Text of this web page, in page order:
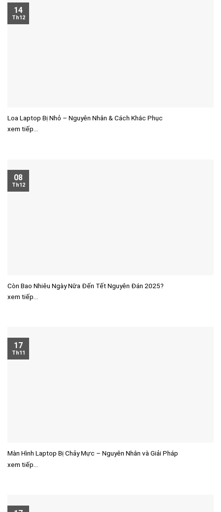
Loa Laptop Bị Nhỏ – Nguyên Nhân & Cách Khắc Phục
xem tiếp...
14
Th12
Còn Bao Nhiêu Ngày Nữa Đến Tết Nguyên Đán 2025?
xem tiếp...
08
Th12
Màn Hình Laptop Bị Chảy Mực – Nguyên Nhân và Giải Pháp
xem tiếp...
17
Th11